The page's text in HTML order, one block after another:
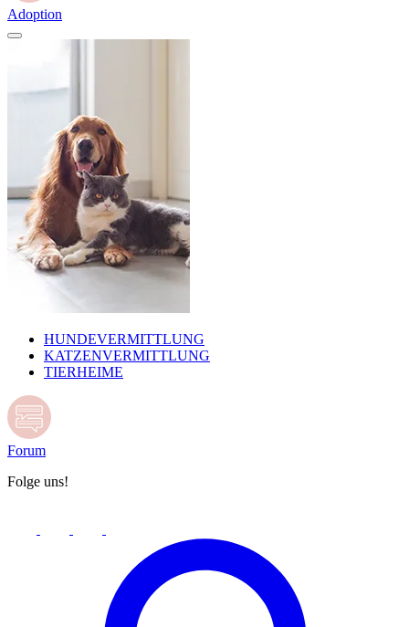
Adoption
HUNDEVERMITTLUNG
KATZENVERMITTLUNG
TIERHEIME
Forum
Folge uns!